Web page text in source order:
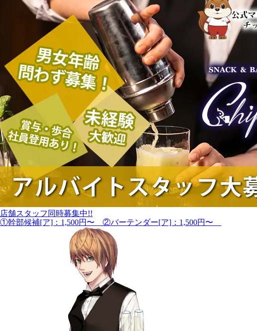
店舗スタッフ同時募集中!!
①幹部候補[ア]：1,500円〜 ②バーテンダー[ア]：1,500円〜